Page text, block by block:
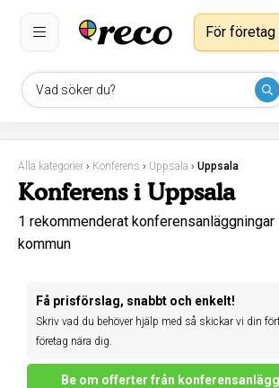
Vad söker du?
För företag
Alla kategorier › Konferens › Uppsala › Uppsala
Konferens i Uppsala
1 rekommenderat konferensanläggningar
kommun
Få prisförslag, snabbt och enkelt!
Skriv vad du behöver hjälp med så skickar vi din
företag nära dig.
Be om offerter från